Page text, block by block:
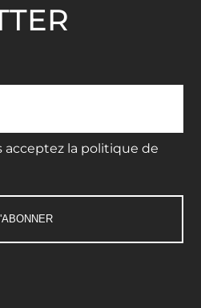
acceptez la politique de